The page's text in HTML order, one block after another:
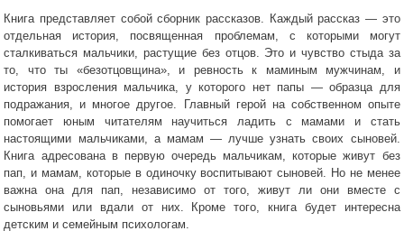
Книга представляет собой сборник рассказов. Каждый рассказ — это
отдельная история, посвященная проблемам, с которыми могут
сталкиваться мальчики, растущие без отцов. Это и чувство стыда за
то, что ты «безотцовщина», и ревность к маминым мужчинам, и
история взросления мальчика, у которого нет папы — образца для
подражания, и многое другое. Главный герой на собственном опыте
помогает юным читателям научиться ладить с мамами и стать
настоящими мальчиками, а мамам — лучше узнать своих сыновей.
Книга адресована в первую очередь мальчикам, которые живут без
пап, и мамам, которые в одиночку воспитывают сыновей. Но не менее
важна она для пап, независимо от того, живут ли они вместе с
сыновьями или вдали от них. Кроме того, книга будет интересна
детским и семейным психологам.